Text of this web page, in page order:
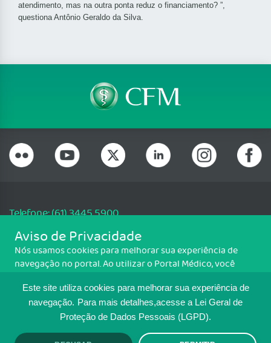
Este site utiliza cookies para melhorar sua experiência de
navegação. Para mais detalhes,acesse a Lei Geral de
Proteção de Dados Pessoais (LGPD).
atendimento, mas na outra ponta reduz o financiamento? ”,
questiona Antônio Geraldo da Silva.
Telefone: (61) 3445 5900
Email: cfm@portalmedico.org.br
SGAS 616, Conjunto D, Lote 115, L2 Sul, Brasília/DF - CEP: 70200-760 -
CNPJ: 33.583.550/0001-30
MAPA DO SITE
TRANSPARÊNCIA E PRESTAÇÃO DE
Aviso de Privacidade
Nós usamos cookies para melhorar sua experiência de
navegação no portal. Ao utilizar o Portal Médico, você
Para ter mais informações sobre como isso é feito, acesse
Política de cookies. Se você concorda, clique em ACEITO.